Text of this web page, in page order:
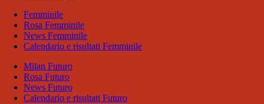
Femminile
Rosa Femminile
News Femminile
Calendario e risultati Femminile
Milan Futuro
Rosa Futuro
News Futuro
Calendario e risultati Futuro